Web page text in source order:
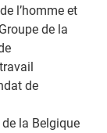
l’homme et
de la
de
la Belgique